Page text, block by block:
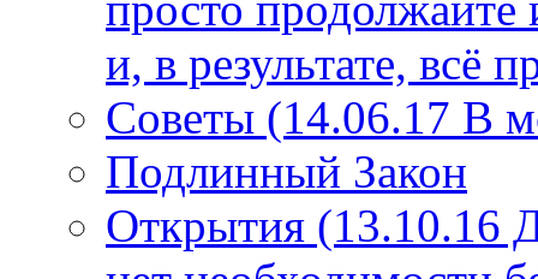
и, в результате, всё
Советы (14.06.17 В
Подлинный Закон
Открытия (13.10.16